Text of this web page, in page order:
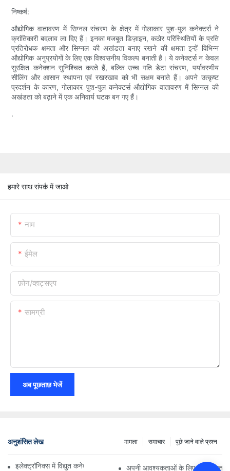
निष्कर्ष:
औद्योगिक वातावरण में सिग्नल संचरण के क्षेत्र में गोलाकार पुश-पुल कनेक्टर्स ने
क्रांतिकारी बदलाव ला दिए हैं। इनका मजबूत डिज़ाइन, कठोर परिस्थितियों के प्रति
प्रतिरोधक क्षमता और सिग्नल की अखंडता बनाए रखने की क्षमता इन्हें विभिन्न
औद्योगिक अनुप्रयोगों के लिए एक विश्वसनीय विकल्प बनाती है। ये कनेक्टर्स न केवल
सुरक्षित कनेक्शन सुनिश्चित करते हैं, बल्कि उच्च गति डेटा संचरण, पर्यावरणीय
सीलिंग और आसान स्थापना एवं रखरखाव को भी सक्षम बनाते हैं। अपने उत्कृष्ट
प्रदर्शन के कारण, गोलाकार पुश-पुल कनेक्टर्स औद्योगिक वातावरण में सिग्नल की
अखंडता को बढ़ाने में एक अनिवार्य घटक बन गए हैं।
.
हमारे साथ संपर्क में जाओ
नाम
ईमेल
फ़ोन/व्हाट्सएप
सामग्री
अब पूछताछ भेजें
अनुशंसित लेख पूछे जाने वाले प्रश्न
समाचार
मामला
इलेक्ट्रॉनिक्स में विद्युत कनेक्शनों पर प्रौद्योगिकी का प्रभावअपनी आवश्यकताओं के लिए सही विद्युत